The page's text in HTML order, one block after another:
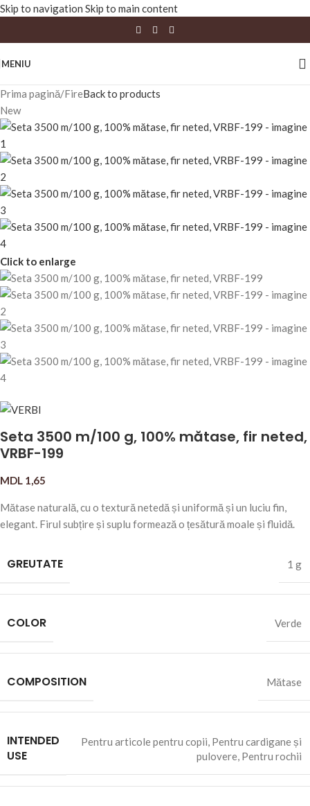
Skip to navigation Skip to main content
MENIU
Prima pagină/FireBack to products
New
Click to enlarge
Seta 3500 m/100 g, 100% mătase, fir neted,
VRBF-199
MDL 1,65
Mătase naturală, cu o textură netedă și uniformă și un luciu fin,
elegant. Firul subțire și suplu formează o țesătură moale și fluidă.
GREUTATE 1 g
COLOR Verde
COMPOSITION Mătase
INTENDED
USE
Pentru articole pentru copii, Pentru cardigane și
pulovere, Pentru rochii